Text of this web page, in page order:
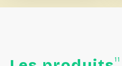
11